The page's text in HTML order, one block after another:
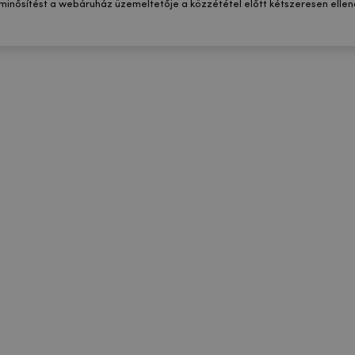
a webáruház üzemeltetője a közzététel előtt kétszeresen